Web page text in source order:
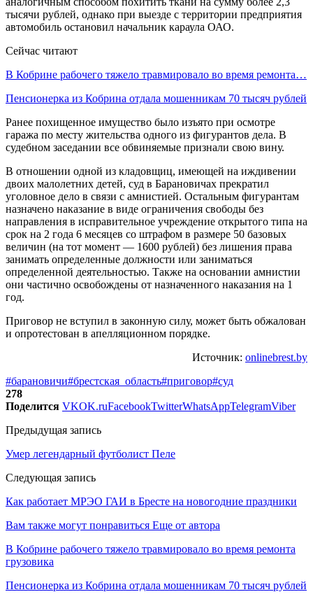
тысячи рублей, однако при выезде с территории предприятия
автомобиль остановил начальник караула ОАО.
Сейчас читают
В Кобрине рабочего тяжело травмировало во время ремонта…
Пенсионерка из Кобрина отдала мошенникам 70 тысяч рублей
Ранее похищенное имущество было изъято при осмотре
гаража по месту жительства одного из фигурантов дела. В
судебном заседании все обвиняемые признали свою вину.
В отношении одной из кладовщиц, имеющей на иждивении
двоих малолетних детей, суд в Барановичах прекратил
уголовное дело в связи с амнистией. Остальным фигурантам
назначено наказание в виде ограничения свободы без
направления в исправительное учреждение открытого типа на
срок на 2 года 6 месяцев со штрафом в размере 50 базовых
величин (на тот момент — 1600 рублей) без лишения права
занимать определенные должности или заниматься
определенной деятельностью. Также на основании амнистии
они частично освобождены от назначенного наказания на 1
год.
Приговор не вступил в законную силу, может быть обжалован
и опротестован в апелляционном порядке.
Источник: onlinebrest.by
#барановичи#брестская_область#приговор#суд
278
Поделится VKOK.ruFacebookTwitterWhatsAppTelegramViber
Предыдущая запись
Умер легендарный футболист Пеле
Следующая запись
Как работает МРЭО ГАИ в Бресте на новогодние праздники
Вам также могут понравиться Еще от автора
В Кобрине рабочего тяжело травмировало во время ремонта
грузовика
Пенсионерка из Кобрина отдала мошенникам 70 тысяч рублей